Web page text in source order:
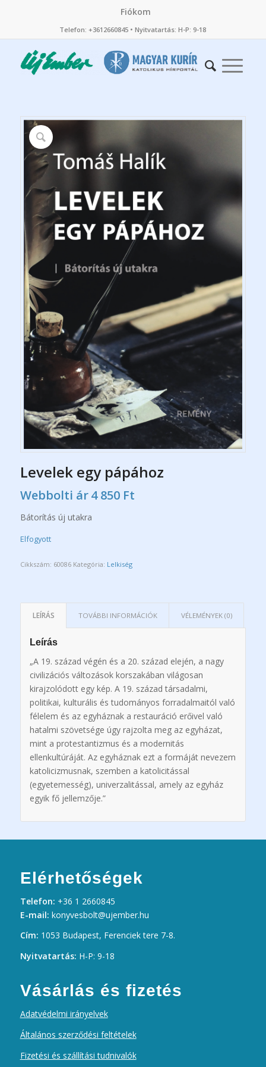
Fiókom
Telefon: +3612660845 • Nyitvatartás: H-P: 9-18
Levelek egy pápához
Webbolti ár 4 850 Ft
Bátorítás új utakra
Elfogyott
Cikkszám: 60086 Kategória: Lelkiség
LEÍRÁS TOVÁBBI INFORMÁCIÓK VÉLEMÉNYEK (0)
Leírás
„A 19. század végén és a 20. század elején, a nagy
civilizációs változások korszakában világosan
kirajzolódott egy kép. A 19. század társadalmi,
politikai, kulturális és tudományos forradalmaitól való
félelem és az egyháznak a restauráció erőivel való
hatalmi szövetsége úgy rajzolta meg az egyházat,
mint a protestantizmus és a modernitás
ellenkultúráját. Az egyháznak ezt a formáját nevezem
katolicizmusnak, szemben a katolicitással
(egyetemesség), univerzalitással, amely az egyház
egyik fő jellemzője.”
Elérhetőségek
Telefon: +36 1 2660845
E-mail: konyvesbolt@ujember.hu
Cím: 1053 Budapest, Ferenciek tere 7-8.
Nyitvatartás: H-P: 9-18
Vásárlás és fizetés
Adatvédelmi irányelvek
Általános szerződési feltételek
Fizetési és szállítási tudnivalók